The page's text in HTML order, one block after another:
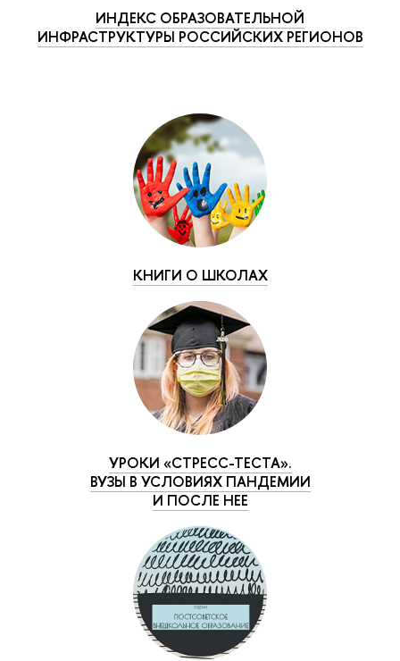
ИНДЕКС ОБРАЗОВАТЕЛЬНОЙ
ИНФРАСТРУКТУРЫ РОССИЙСКИХ РЕГИОНОВ
КНИГИ О ШКОЛАХ
УРОКИ «СТРЕСС-ТЕСТА».
ВУЗЫ В УСЛОВИЯХ ПАНДЕМИИ
И ПОСЛЕ НЕЕ